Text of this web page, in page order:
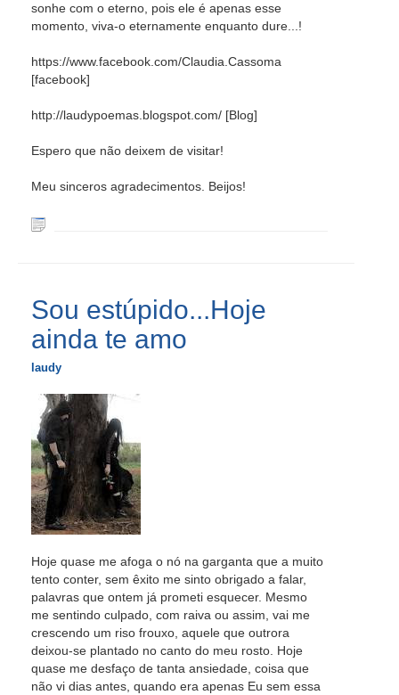
sonhe com o eterno, pois ele é apenas esse
momento, viva-o eternamente enquanto dure...!
https://www.facebook.com/Claudia.Cassoma
[facebook]
http://laudypoemas.blogspot.com/ [Blog]
Espero que não deixem de visitar!
Meu sinceros agradecimentos. Beijos!
Sou estúpido...Hoje
ainda te amo
laudy
Hoje quase me afoga o nó na garganta que a muito
tento conter, sem êxito me sinto obrigado a falar,
palavras que ontem já prometi esquecer. Mesmo
me sentindo culpado, com raiva ou assim, vai me
crescendo um riso frouxo, aquele que outrora
deixou-se plantado no canto do meu rosto. Hoje
quase me desfaço de tanta ansiedade, coisa que
não vi dias antes, quando era apenas Eu sem essa